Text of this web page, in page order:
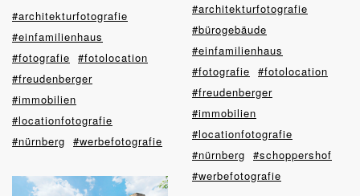
#architekturfotografie
#einfamilienhaus
#fotografie #fotolocation
#freudenberger
#immobilien
#locationfotografie
#nürnberg #werbefotografie
#architekturfotografie
#bürogebäude
#einfamilienhaus
#fotografie #fotolocation
#freudenberger
#immobilien
#locationfotografie
#nürnberg #schoppershof
#werbefotografie